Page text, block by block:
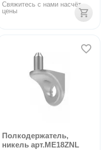
Свяжитесь с нами насчёт
цены
Полкодержатель,
никель арт.ME18ZNL